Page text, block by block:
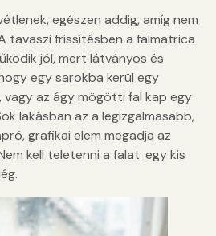
egészen addig, amíg nem
tavaszi frissítésben a falmatrica
jól, mert látványos és
egy sarokba kerül egy
az ágy mögötti fal kap egy
lakásban az a legizgalmasabb,
grafikai elem megadja az
kell teletenni a falat: egy kis